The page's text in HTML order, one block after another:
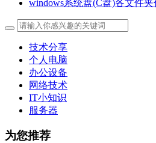
windows系统盘(C盘)各文件夹
技术分享
个人电脑
办公设备
网络技术
IT小知识
服务器
为您推荐